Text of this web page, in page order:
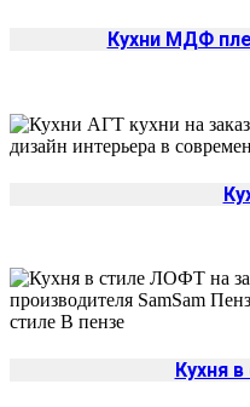
Кухни МДФ
Кухня